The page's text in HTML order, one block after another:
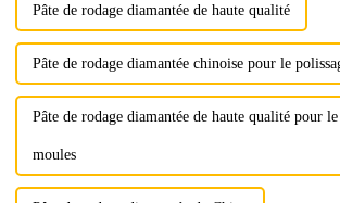
Pâte de rodage diamantée de haute qualité
Pâte de rodage diamantée chinoise pour le
Pâte de rodage diamantée de haute qualité pour le
moules